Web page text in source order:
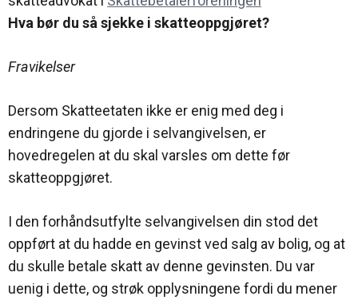
Hva bør du så sjekke i skatteoppgjøret?
Fravikelser
Dersom Skatteetaten ikke er enig med deg i
endringene du gjorde i selvangivelsen, er
hovedregelen at du skal varsles om dette før
skatteoppgjøret.
I den forhåndsutfylte selvangivelsen din stod det
oppført at du hadde en gevinst ved salg av bolig, og at
du skulle betale skatt av denne gevinsten. Du var
uenig i dette, og strøk opplysningene fordi du mener